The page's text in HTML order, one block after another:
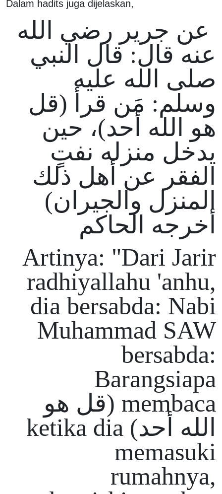
Dalam hadits juga dijelaskan,
عن جرير رضي الله
عنه قال: قال النبي
صلى الله عليه
وسلم: مَن قرأ (قل
هو الله أحد)، حين
يدخل منزله نفتٍ
الفقر عن أهل ذلك
المنزل والجيران)
أخرجه الحاكم
Artinya: "Dari Jarir
radhiyallahu 'anhu,
dia bersabda: Nabi
Muhammad SAW
bersabda:
Barangsiapa
membaca (قل هو
الله أحد) ketika dia
memasuki
rumahnya,